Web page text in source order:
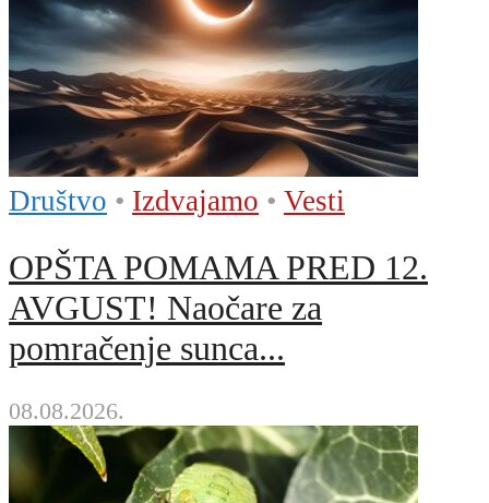
Društvo • Izdvajamo • Vesti
OPŠTA POMAMA PRED 12.
AVGUST! Naočare za
pomračenje sunca...
08.08.2026.